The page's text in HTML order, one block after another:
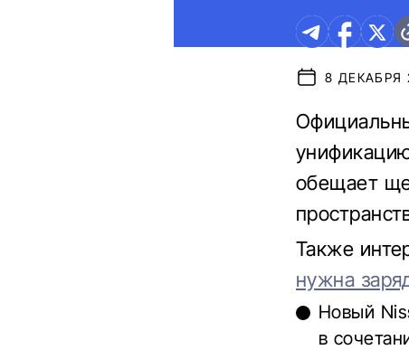
8 ДЕКАБРЯ
обещает
Также
нужна
Новый
в